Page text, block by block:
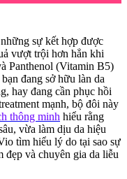
sự kết hợp được
vượt trội hơn hẳn khi
Panthenol (Vitamin B5)
đang sở hữu làn da
hay đang cần phục hồi
mạnh, bộ đôi này
thông minh hiểu rằng
vừa làm dịu da hiệu
tìm hiểu lý do tại sao sự
và chuyên gia da liễu